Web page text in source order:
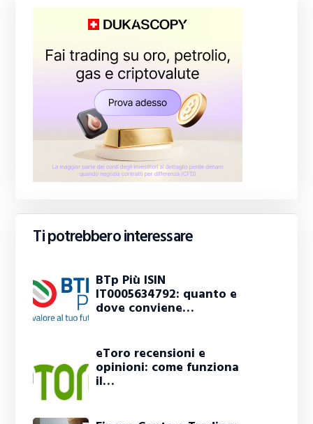
Ti potrebbero interessare
BTp Più ISIN
IT0005634792: quanto e
dove conviene…
eToro recensioni e
opinioni: come funziona
il…